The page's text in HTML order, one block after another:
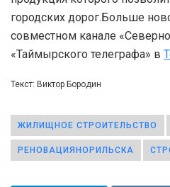
городских дорог.Больше
совместном канале
«Таймырского телеграфа» в
Текст: Виктор Бородин
ЖИЛИЩНОЕ СТРОИТЕЛЬСТВО
РЕНОВАЦИЯНОРИЛЬСКА